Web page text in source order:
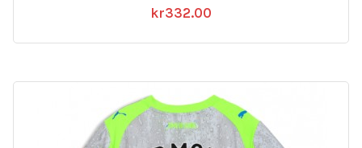
kr332.00